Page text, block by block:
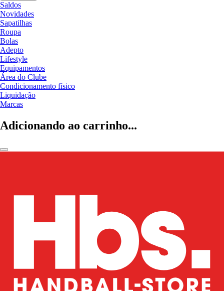
Saldos
Novidades
Sapatilhas
Roupa
Bolas
Adepto
Lifestyle
Equipamentos
Área do Clube
Condicionamento físico
Liquidação
Marcas
Adicionando ao carrinho...